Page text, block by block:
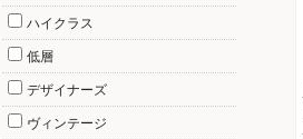
ハイクラス
低層
デザイナーズ
ヴィンテージ